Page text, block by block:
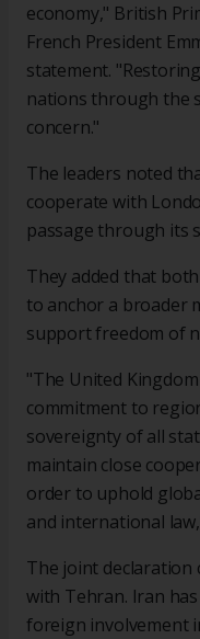
economy," British
French President
statement.
nations through the
concern."
The leaders noted
cooperate with
passage through its
They added that
to anchor a broader
support freedom of
"The United
commitment to
sovereignty of all
maintain close
order to uphold
and international
The joint declaration
with Tehran. Iran
foreign involvement